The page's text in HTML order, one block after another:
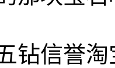
钻信誉淘